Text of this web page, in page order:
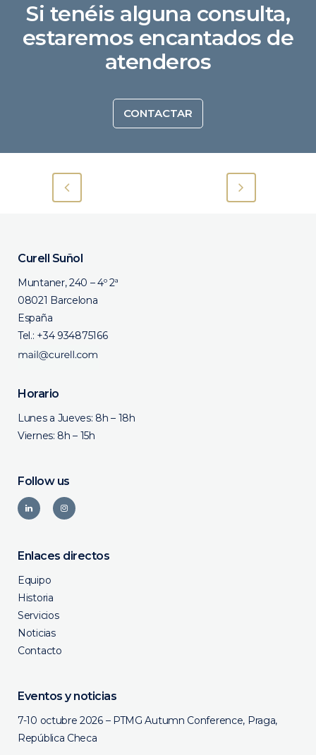
Si tenéis alguna consulta,
estaremos encantados de
atenderos
CONTACTAR
Curell Suñol
Muntaner, 240 – 4º 2ª
08021 Barcelona
España
Tel.: +34 934875166
Horario
Lunes a Jueves: 8h – 18h
Viernes: 8h – 15h
Follow us
Enlaces directos
Equipo
Historia
Servicios
Noticias
Contacto
Eventos y noticias
7-10 octubre 2026 – PTMG Autumn Conference, Praga,
República Checa